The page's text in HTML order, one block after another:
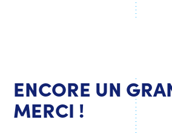
ENCORE UN
MERCI !